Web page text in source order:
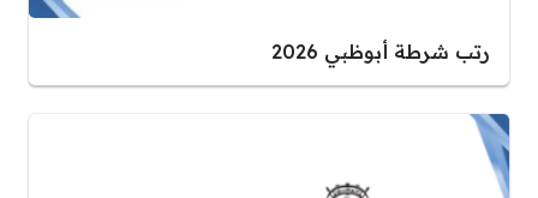
رتب شرطة أبوظبي 2026